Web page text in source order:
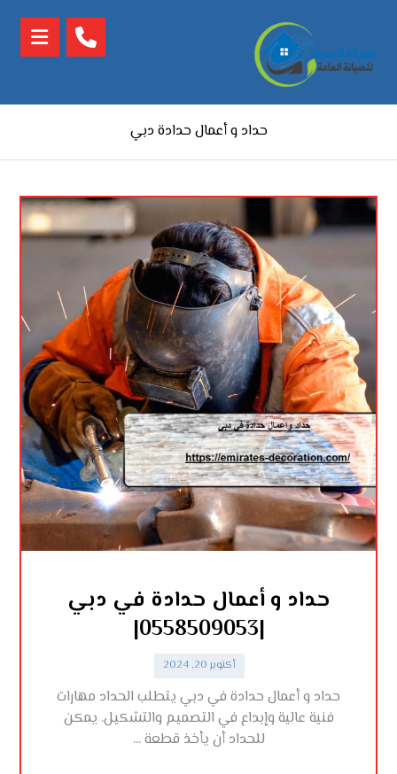
حداد و أعمال حدادة دبي
حداد و أعمال حدادة في دبي
|0558509053|
أكتوبر 20, 2024
حداد و أعمال حدادة في دبي يتطلب الحداد مهارات
فنية عالية وإبداع في التصميم والتشكيل. يمكن
للحداد أن يأخذ قطعة ...